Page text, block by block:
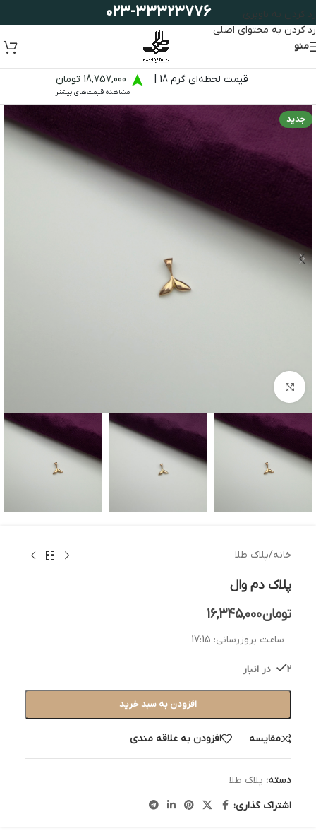
رد کردن به ناوبری
رد کردن به محتوای اصلی
023-33323776
منو
قیمت لحظه‌ای گرم 18 | 18,757,000 تومان
مشاهده قیمت‌های بیشتر
جدید
بزرگنمایی تصویر
خانه/پلاک طلا
پلاک دم وال
تومان
ساعت بروزرسانی: 17:15
2 در انبار
افزودن به سبد خرید
مقایسه افزودن به علاقه مندی
دسته: پلاک طلا
اشتراک گذاری: